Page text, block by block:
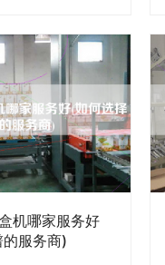
。 一、X品牌装
1. WJ-40型装盒机
X品牌装盒机中的
型号采用全自动
够快速、准确地完
时，该型号还具有
方便等优点，深受
WJ-60型装盒机
…
机哪家服务好
服务商)